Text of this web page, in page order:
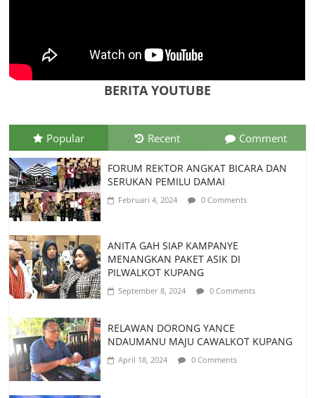
PEMKAB MANGGARAI BARAT
MEMELIHARA LOCE UNTUK
Juli 22, 2026 0 Comments
BERITA YOUTUBE
Popular Recent Comment
FORUM REKTOR ANGKAT BICARA DAN
SERUKAN PEMILU DAMAI
Februari 4, 2024 0 Comments
ANITA GAH SIAP KAMPANYE
MENANGKAN PAKET ASIK DI
PILWALKOT KUPANG
September 8, 2024 0 Comments
RELAWAN DORONG YANCE
NDAUMANU MAJU CAWALKOT KUPANG
April 18, 2024 0 Comments